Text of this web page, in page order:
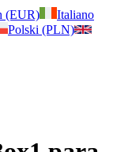
(EUR)
Italiano
Polski (PLN)